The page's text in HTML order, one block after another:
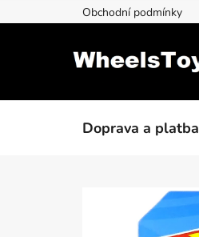
na
Obchodní podmínky
Doprava a platba